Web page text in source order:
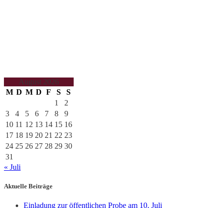
August 2026
M D M D F S
S
1
2
3
4 5 6 7 8
9
10 11 12 13 14 15 16
17 18 19 20 21 22 23
24 25 26 27 28 29 30
31
« Juli
Aktuelle Beiträge
Einladung zur öffentlichen Probe am 10. Juli